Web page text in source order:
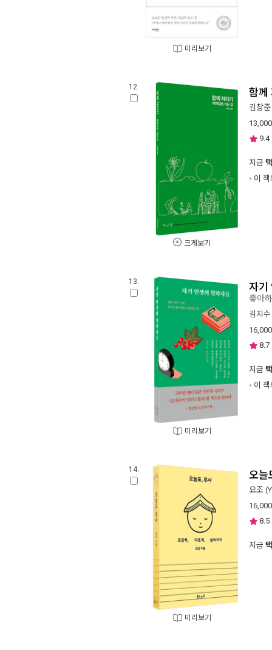
미리보기
12.
크게보기
함께
김창준
13,000
9.4
지금
이
13.
미리보기
자기
좋아
김지수
16,000
8.7
지금
이
14.
미리보기
오늘
요조
16,000
8.5
지금